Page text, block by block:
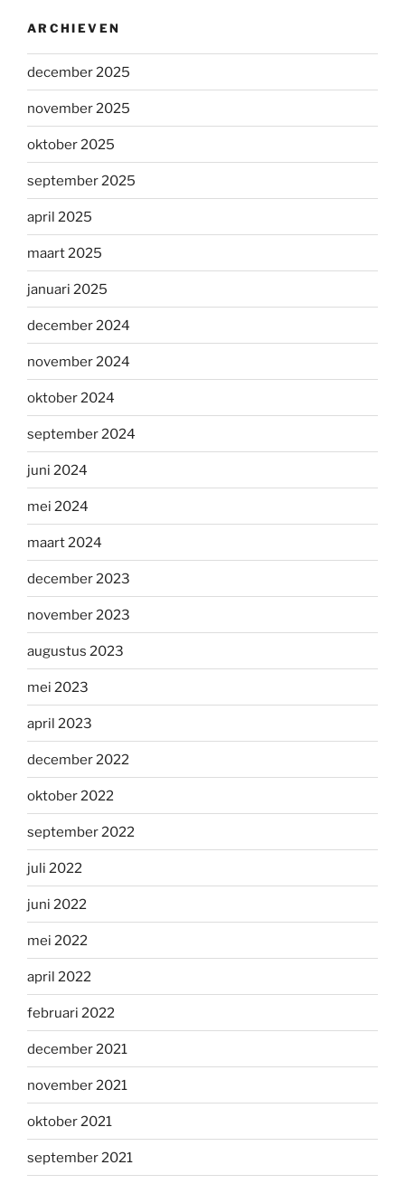
ARCHIEVEN
december 2025
november 2025
oktober 2025
september 2025
april 2025
maart 2025
januari 2025
december 2024
november 2024
oktober 2024
september 2024
juni 2024
mei 2024
maart 2024
december 2023
november 2023
augustus 2023
mei 2023
april 2023
december 2022
oktober 2022
september 2022
juli 2022
juni 2022
mei 2022
april 2022
februari 2022
december 2021
november 2021
oktober 2021
september 2021